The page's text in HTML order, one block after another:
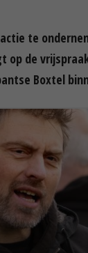
te
op de
Boxtel